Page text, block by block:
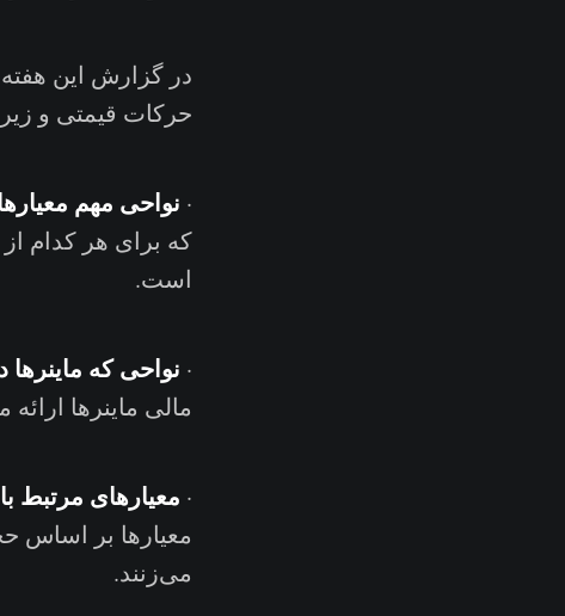
در گزارش این
حرکات قیمتی و
· نواحی مهم
که برای هر کدام
است.
· نواحی که
مالی ماینرها
· معیارهای مرتبط
معیارها بر اساس
می‌زنند.‌‌‌‌